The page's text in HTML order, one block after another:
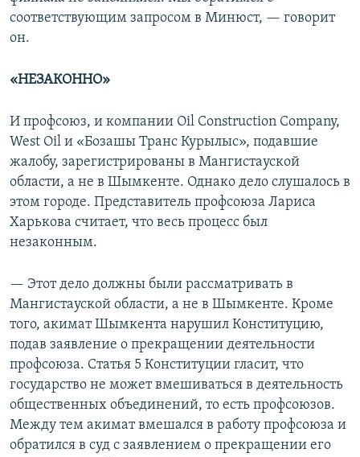
соответствующим запросом в Минюст, — говорит
он.
«НЕЗАКОННО»
И профсоюз, и компании Oil Construction Company,
West Оil и «Бозашы Транс Курылыс», подавшие
жалобу, зарегистрированы в Мангистауской
области, а не в Шымкенте. Однако дело слушалось в
этом городе. Представитель профсоюза Лариса
Харькова считает, что весь процесс был
незаконным.
— Этот дело должны были рассматривать в
Мангистауской области, а не в Шымкенте. Кроме
того, акимат Шымкента нарушил Конституцию,
подав заявление о прекращении деятельности
профсоюза. Статья 5 Конституции гласит, что
государство не может вмешиваться в деятельность
общественных объединений, то есть профсоюзов.
Между тем акимат вмешался в работу профсоюза и
обратился в суд с заявлением о прекращении его